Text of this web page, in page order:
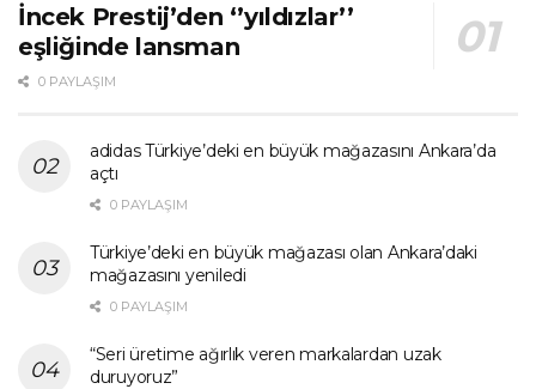
İncek Prestij’den ‘’yıldızlar’’
eşliğinde lansman
0 PAYLAŞIM
adidas Türkiye’deki en büyük mağazasını Ankara’da
açtı
0 PAYLAŞIM
Türkiye’deki en büyük mağazası olan Ankara’daki
mağazasını yeniledi
0 PAYLAŞIM
“Seri üretime ağırlık veren markalardan uzak
duruyoruz”